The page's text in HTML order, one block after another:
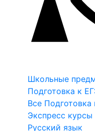
Школьные
Подготовка к
Все Подготовка
Экспресс курсы
Русский язык